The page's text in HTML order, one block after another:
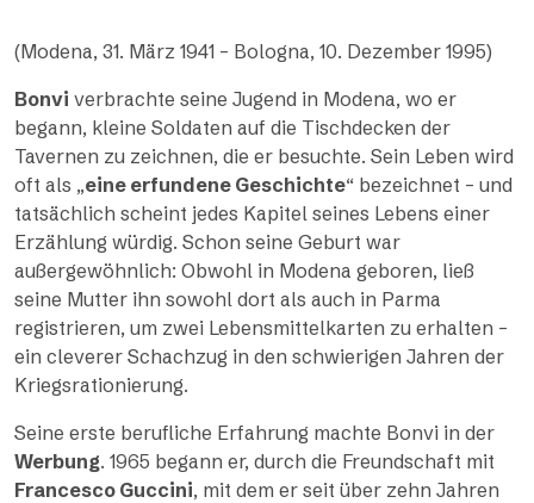
(Modena, 31. März 1941 – Bologna, 10. Dezember 1995)
Bonvi verbrachte seine Jugend in Modena, wo er
begann, kleine Soldaten auf die Tischdecken der
Tavernen zu zeichnen, die er besuchte. Sein Leben wird
oft als „eine erfundene Geschichte“ bezeichnet – und
tatsächlich scheint jedes Kapitel seines Lebens einer
Erzählung würdig. Schon seine Geburt war
außergewöhnlich: Obwohl in Modena geboren, ließ
seine Mutter ihn sowohl dort als auch in Parma
registrieren, um zwei Lebensmittelkarten zu erhalten –
ein cleverer Schachzug in den schwierigen Jahren der
Kriegsrationierung.
Seine erste berufliche Erfahrung machte Bonvi in der
Werbung. 1965 begann er, durch die Freundschaft mit
Francesco Guccini, mit dem er seit über zehn Jahren